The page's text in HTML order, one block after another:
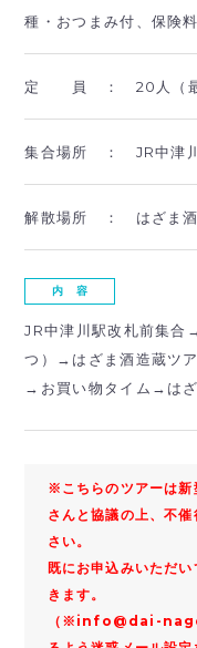
種・おつまみ付、保険料
定 員 ： 20人（
集合場所 ： JR中津
解散場所 ： はざま
内 容
JR中津川駅改札前集合
つ）→はざま酒造蔵ツ
→お買い物タイム→は
※こちらのツアーは新
さんと協議の上、不
さい。
既にお申込みいただ
きます。
（※info@dai-